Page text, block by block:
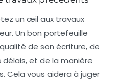
un œil aux travaux
Un bon portefeuille
de son écriture, de
et de la manière
Cela vous aidera à juger